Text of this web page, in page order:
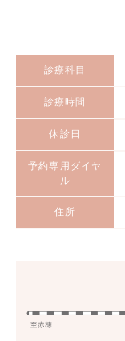
診療科目
診療時間
休診日
予約専用ダイヤ
ル
住所